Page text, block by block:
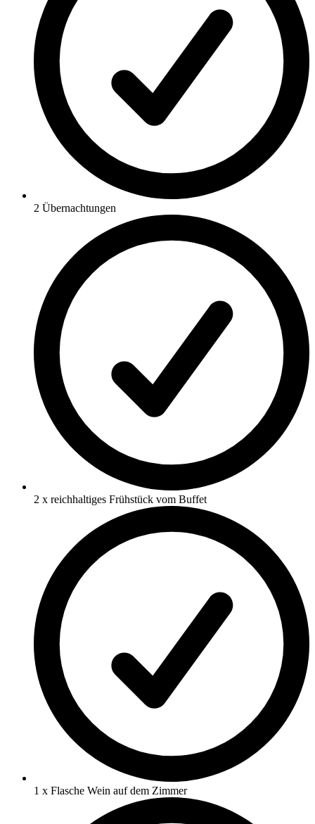
2 Übernachtungen
2 x reichhaltiges Frühstück vom Buffet
1 x Flasche Wein auf dem Zimmer